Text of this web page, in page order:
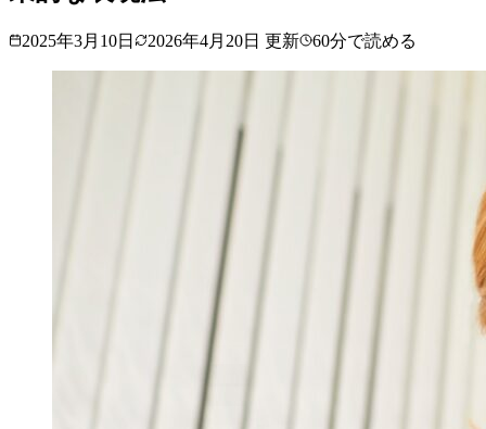
2025年3月10日 2026年4月20日 更新 60分で読める